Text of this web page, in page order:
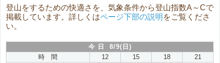
登山をするための快適さを、気象条件から登山指数A～Cで
掲載しています。詳しくはページ下部の説明 をご覧くださ
い。
今 日 8/9(日)
時 間
12 15 18 21